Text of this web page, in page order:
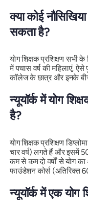
क्या कोई
सकता है?
योग शिक्षक प्रशिक्षण सभी
में पचास वर्ष की महिलाएं,
कॉलेज के छात्र और इनके
न्यूयॉर्क में योग
है?
योग शिक्षक प्रशिक्षण
चार वर्ष) लगते हैं और इसमें
कम से कम दो वर्षों से योग का
फाउंडेशन कोर्स (अतिरिक्त
न्यूयॉर्क में एक योग